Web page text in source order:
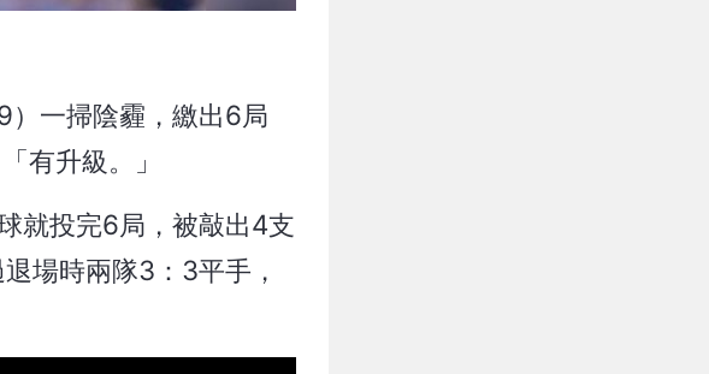
）一掃陰霾，繳出6局
有升級。」
就投完6局，被敲出4支
場時兩隊3：3平手，